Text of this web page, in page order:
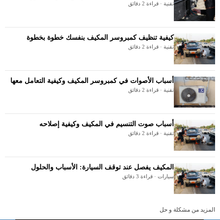
تقنية · قراءة 2 دقائق
كيفية تنظيف كمبروسر المكيف بنفسك خطوة بخطوة
تقنية · قراءة 2 دقائق
أسباب الأصوات في كمبروسر المكيف وكيفية التعامل معها
تقنية · قراءة 2 دقائق
أسباب صوت التنسيم في المكيف وكيفية إصلاحه
تقنية · قراءة 2 دقائق
المكيف يفصل عند توقف السيارة: الأسباب والحلول
سيارات · قراءة 3 دقائق
المزيد من مشكلة و حل